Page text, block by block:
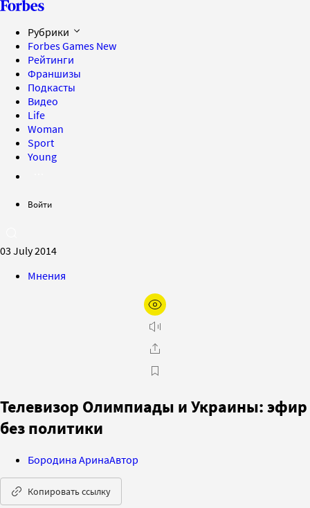
Рубрики
Forbes Games New
Рейтинги
Франшизы
Подкасты
Видео
Life
Woman
Sport
Young
Войти
03 July 2014
Мнения
Телевизор Олимпиады и Украины: эфир
без политики
Бородина АринаАвтор
Копировать ссылку